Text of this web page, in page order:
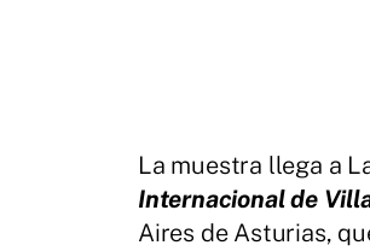
La muestra llega a
Internacional de
Aires de Asturias,